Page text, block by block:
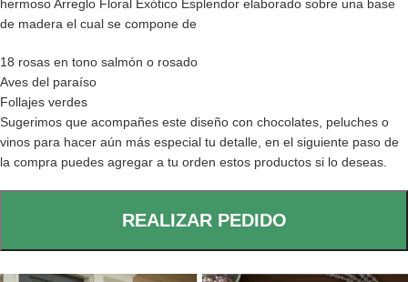
hermoso Arreglo Floral Exótico Esplendor elaborado sobre una base
de madera el cual se compone de
18 rosas en tono salmón o rosado
Aves del paraíso
Follajes verdes
Sugerimos que acompañes este diseño con chocolates, peluches o
vinos para hacer aún más especial tu detalle, en el siguiente paso de
la compra puedes agregar a tu orden estos productos si lo deseas.
REALIZAR PEDIDO